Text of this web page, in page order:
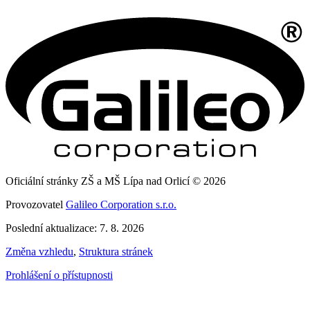
Oficiální stránky ZŠ a MŠ Lípa nad Orlicí © 2026
Provozovatel Galileo Corporation s.r.o.
Poslední aktualizace: 7. 8. 2026
Změna vzhledu, Struktura stránek
Prohlášení o přístupnosti